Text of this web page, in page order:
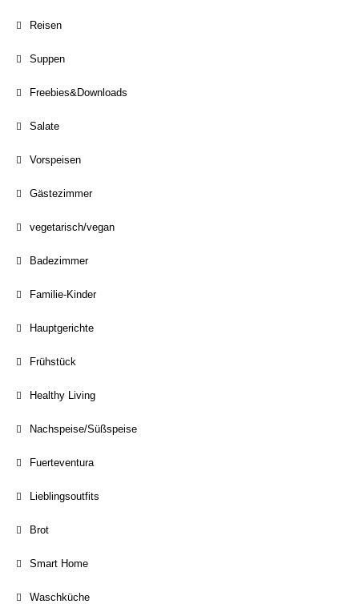
Reisen
Suppen
Freebies&Downloads
Salate
Vorspeisen
Gästezimmer
vegetarisch/vegan
Badezimmer
Familie-Kinder
Hauptgerichte
Frühstück
Healthy Living
Nachspeise/Süßspeise
Fuerteventura
Lieblingsoutfits
Brot
Smart Home
Waschküche